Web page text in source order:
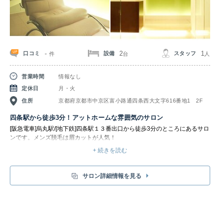
口コミ -件 設備 2台 スタッフ 1 人
営業時間
情報なし
定休日
月・火
住所 京都府京都市中京区富小路通四条西大文字616番地1 2F
四条駅から徒歩3分！アットホームな雰囲気のサロン
[阪急電車]烏丸駅/[地下鉄]四条駅１３番出口から徒歩3分のところにあるサロ
ンです。メンズ脱毛は眉カットが人気！
アットホームでリラックスできる雰囲気のサロンです。美容院併設のサロン
のため、ヘアカットやカラーと一緒に施術を受けられて便利に活用できま
す。脱毛デビューの方も安心！気になる点は、ぜひ気軽に相談してみてくだ
+ 続きを読む
サロン詳細情報を見る